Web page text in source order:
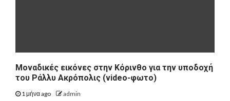
Μοναδικές εικόνες στην Κόρινθο για την υποδοχή
του Ράλλυ Ακρόπολις (video-φωτο)
1 μήνα ago admin